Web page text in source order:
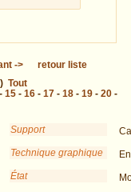
->
retour liste
Tout
15- 16- 17- 18- 19- 20-
Support
Technique graphique
État